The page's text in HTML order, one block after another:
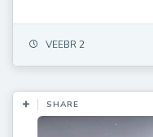
VEEBR 2
SHARE